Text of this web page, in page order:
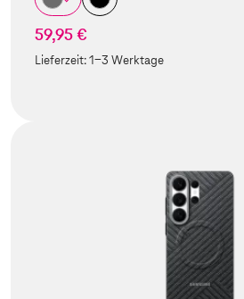
59,95 €
Lieferzeit:1-3 Werktage